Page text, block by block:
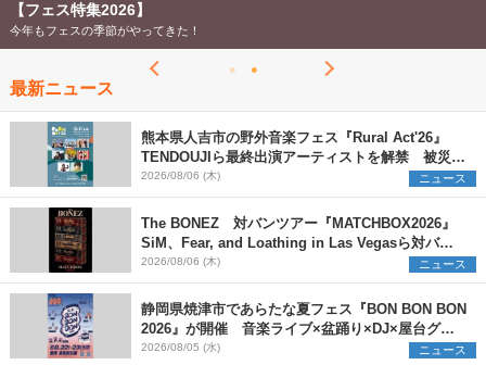
【フェス特集2026】
今年もフェスの季節がやってきた！
最新ニュース
熊本県人吉市の野外音楽フェス『Rural Act'26』
TENDOUJIら最終出演アーティストを解禁 被災地
支援プロジェクトの始動も発表
2026/08/06 (木) ニュース
The BONEZ 対バンツアー『MATCHBOX2026』
SiM、Fear, and Loathing in Las Vegasら対バン
アーティストを一斉解禁
2026/08/06 (木) ニュース
静岡県焼津市であらたな夏フェス『BON BON BON
2026』が開催 音楽ライブ×盆踊り×DJ×屋台グル
メ×ランタンナイトで彩る2日間
2026/08/05 (水) ニュース